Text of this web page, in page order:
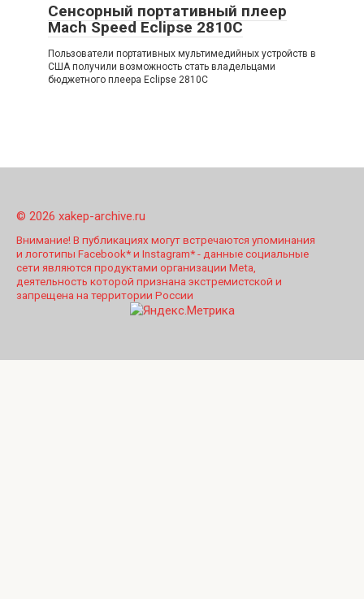
Сенсорный портативный плеер
Mach Speed Eclipse 2810C
Пользователи портативных мультимедийных устройств в
США получили возможность стать владельцами
бюджетного плеера Eclipse 2810C
© 2026 xakep-archive.ru
Внимание! В публикациях могут встречаются упоминания
и логотипы Facebook* и Instagram* - данные социальные
сети являются продуктами организации Meta,
деятельность которой признана экстремистской и
запрещена на территории России